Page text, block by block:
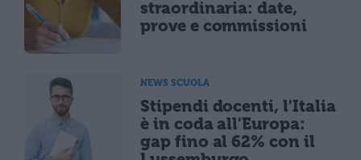
straordinaria: date,
prove e commissioni
NEWS SCUOLA
Stipendi docenti, l'Italia
è in coda all'Europa:
gap fino al 62% con il